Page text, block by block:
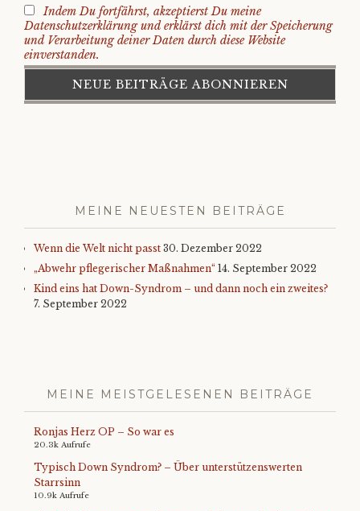
Indem Du fortfährst, akzeptierst Du meine
Datenschutzerklärung und erklärst dich mit der Speicherung
und Verarbeitung deiner Daten durch diese Website
einverstanden.
MEINE NEUESTEN BEITRÄGE
Wenn die Welt nicht passt 30. Dezember 2022
„Abwehr pflegerischer Maßnahmen“ 14. September 2022
Kind eins hat Down-Syndrom – und dann noch ein zweites?
7. September 2022
MEINE MEISTGELESENEN BEITRÄGE
Ronjas Herz OP – So war es
20.3k Aufrufe
Typisch Down Syndrom? – Über unterstützenswerten
Starrsinn
10.9k Aufrufe